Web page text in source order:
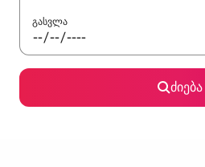
გასვლა
ძიება